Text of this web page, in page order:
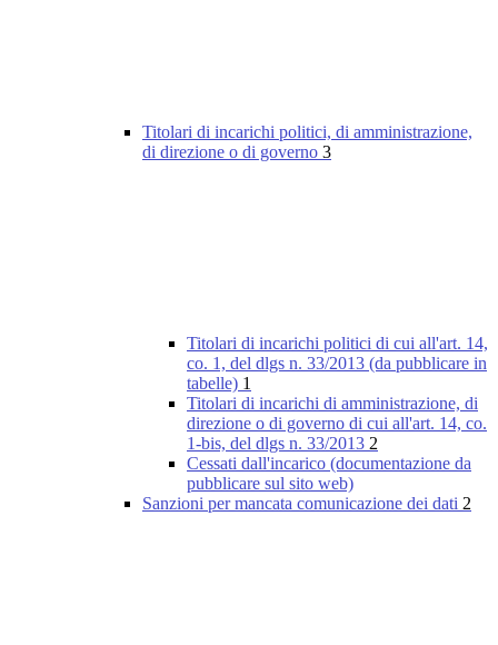
Titolari di incarichi politici, di amministrazione,
di direzione o di governo 3
Titolari di incarichi politici di cui all'art. 14,
co. 1, del dlgs n. 33/2013 (da pubblicare in
tabelle) 1
Titolari di incarichi di amministrazione, di
direzione o di governo di cui all'art. 14, co.
1-bis, del dlgs n. 33/2013 2
Cessati dall'incarico (documentazione da
pubblicare sul sito web)
Sanzioni per mancata comunicazione dei dati 2